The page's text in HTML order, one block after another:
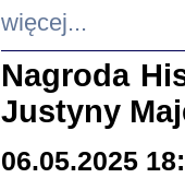
więcej...
Nagroda
Justyny
06.05.2025